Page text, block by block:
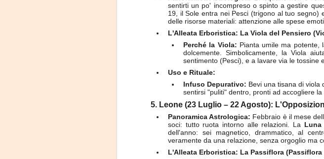
sentirti un po' incompreso o spinto a gestire
19, il Sole entra nei Pesci (trigono al tuo
delle risorse materiali: attenzione alle spese
L'Alleata Erboristica: La Viola del Pensiero
Perché la Viola: Pianta umile ma potente,
dolcemente. Simbolicamente, la Viola
sentimento (Pesci), e a lavare via le tossine
Uso e Rituale:
Infuso Depurativo: Bevi una tisana di viola
sentirsi "puliti" dentro, pronti ad accogliere la
5. Leone (23 Luglio – 22 Agosto):
Panoramica Astrologica: Febbraio è il mese
soci: tutto ruota intorno alle relazioni. La
dell'anno: sei magnetico, drammatico, al
veramente da una relazione, senza orgoglio ma
L'Alleata Erboristica: La Passiflora (Passiflora
PHD Ivan Paduano @2010 All rights
JUN
Game of the day 5019
Taito Corporation 1985
PHD Ivan Paduano @2010 All rights